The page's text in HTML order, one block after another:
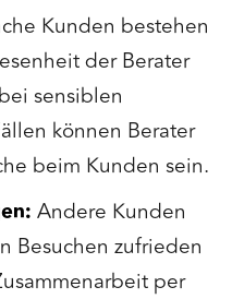
Kunden bestehen
der Berater
sensiblen
können Berater
beim Kunden sein.
Andere Kunden
Besuchen zufrieden
per